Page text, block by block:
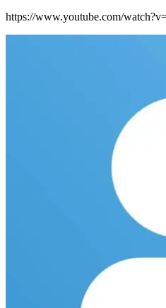
https://www.youtube.com/